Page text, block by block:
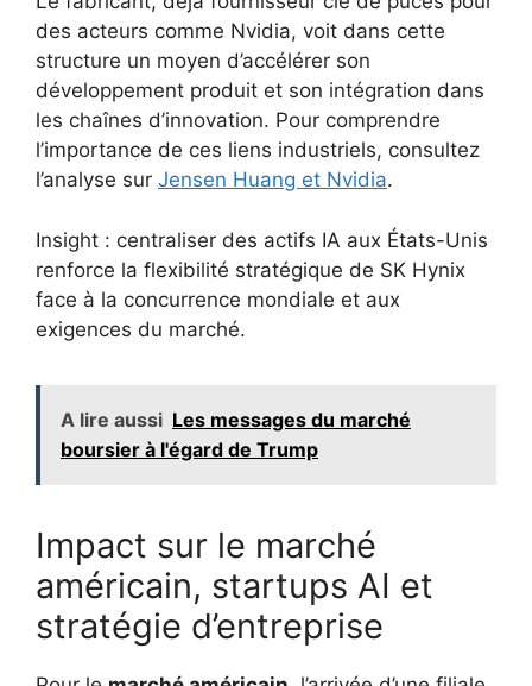
des acteurs comme Nvidia, voit dans cette
structure un moyen d’accélérer son
développement produit et son intégration dans
les chaînes d’innovation. Pour comprendre
l’importance de ces liens industriels, consultez
l’analyse sur Jensen Huang et Nvidia.
Insight : centraliser des actifs IA aux États-Unis
renforce la flexibilité stratégique de SK Hynix
face à la concurrence mondiale et aux
exigences du marché.
A lire aussi Les messages du marché
boursier à l'égard de Trump
Impact sur le marché
américain, startups AI et
stratégie d’entreprise